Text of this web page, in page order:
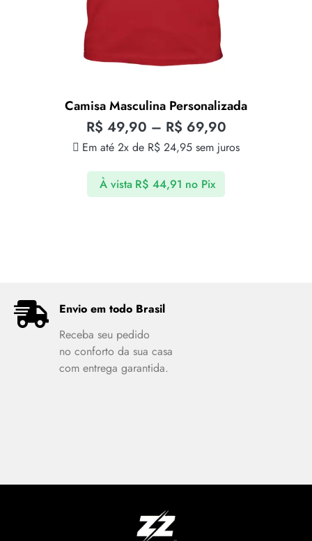
Camisa Masculina Personalizada
R$ 49,90 – R$ 69,90
Em até 2x de R$ 24,95 sem juros
À vista R$ 44,91 no Pix
Envio em todo Brasil
Receba seu pedido
no conforto da sua casa
com entrega garantida.